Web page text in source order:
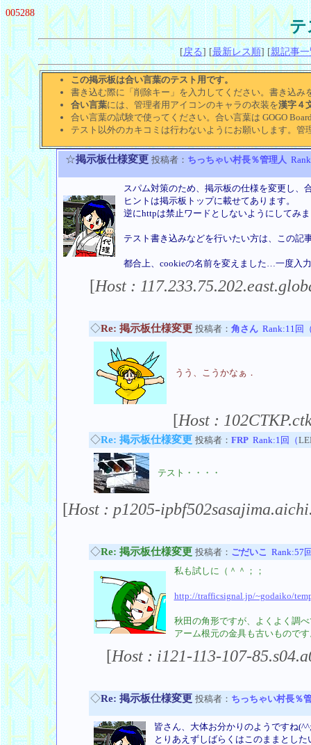
005288
テ
[戻る] [最新レス順] [親記事
この掲示板は合い言葉のテスト用です。
書き込む際に「削除キー」を入力してください。書き込み
合い言葉には、管理者用アイコンのキャラの衣装を漢字４
合い言葉の試験で使ってください。合い言葉は GOGO
テスト以外のカキコミは行わないようにお願いします。管
☆掲示板仕様変更 投稿者： ちっちゃい村長％管理人
スパム対策のため、掲示板の仕様を変更し、
ヒントは掲示板トップに載せてあります。
逆にhttpは禁止ワードとしないようにしてみ
テスト書き込みなどを行いたい方は、この記
都合上、cookieの名前を変えました…一度入
[Host :
◇Re: 掲示板仕様変更 投稿者： 角さん Rank:11回
うう、こうかなぁ．
[Host :
◇Re: 掲示板仕様変更 投稿者： FRP Rank:1回（
テスト・・・・
[Host : p1205-
◇Re: 掲示板仕様変更 投稿者： ごだいこ Rank:57
私も試しに（＾＾；；
http://trafficsignal.jp/~godaiko/
秋田の角形ですが、よくよく調
アーム根元の金具も古いものです
[Host : i121-113-107-
◇Re: 掲示板仕様変更 投稿者： ちっちゃい村長％
皆さん、大体お分かりのようですね
とりあえずしばらくはこのままとした